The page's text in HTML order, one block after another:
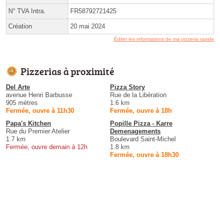
N° TVA Intra. FR58792721425
Création 20 mai 2024
Éditer les informations de ma pizzeria rapide
Pizzerias à proximité
Del Arte
avenue Henri Barbusse
905 mètres
Fermée, ouvre à 11h30
Pizza Story
Rue de la Libération
1.6 km
Fermée, ouvre à 18h
Papa's Kitchen
Rue du Premier Atelier
1.7 km
Fermée, ouvre demain à 12h
Popille Pizza - Karre
Demenagements
Boulevard Saint-Michel
1.8 km
Fermée, ouvre à 18h30